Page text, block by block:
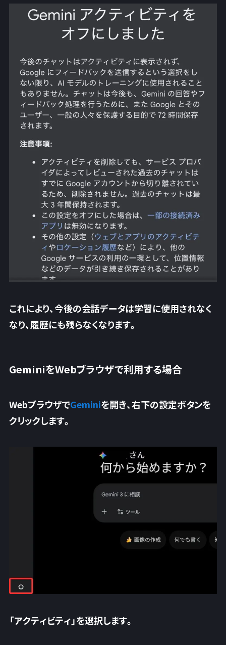
これにより、今後の会話データは学習に使用されなく
なり、履歴にも残らなくなります。
GeminiをWebブラウザで利用する場合
WebブラウザでGeminiを開き、右下の設定ボタンを
クリックします。
「アクティビティ」を選択します。